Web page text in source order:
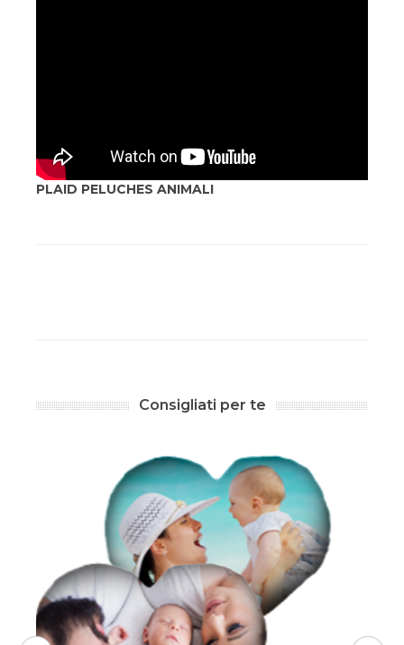
PLAID PELUCHES ANIMALI
Consigliati per te